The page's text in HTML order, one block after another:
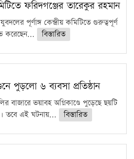
ফরিদগঞ্জের তারেকুর রহমান
পূর্ণাঙ্গ কেন্দ্রীয় কমিটিতে গুরুত্বপূর্ণ
করেছেন...
বিস্তারিত
পুড়লো ৬ ব্যবসা প্রতিষ্ঠান
বাজারে ভয়াবহ অগ্নিকাণ্ডে পুড়েছে ছয়টি
তবে এই ঘটনায়...
বিস্তারিত